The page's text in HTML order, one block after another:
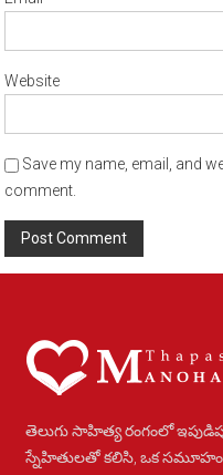
Website
Save my name, email, and
comment.
తెలుగు సాహిత్య రంగంలో
స్నేహితులతో కలిసి, ఒక